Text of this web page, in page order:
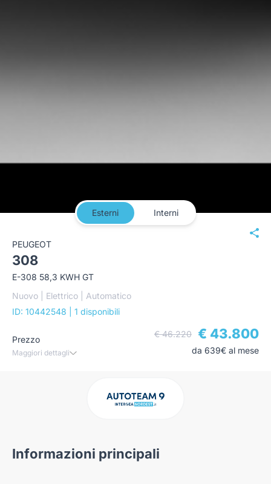
Esterni Interni
PEUGEOT
308
E-308 58,3 KWH GT
Nuovo | Elettrico | Automatico
ID: 10442548
| 1 disponibili
Prezzo
Maggiori dettagli
€ 46.220 € 43.800
da 639€ al mese
Informazioni principali